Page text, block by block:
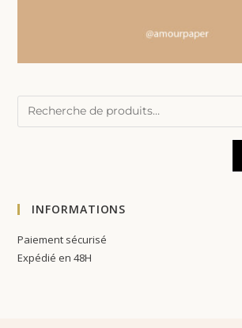
INFORMATIONS
Paiement sécurisé
Expédié en 48H